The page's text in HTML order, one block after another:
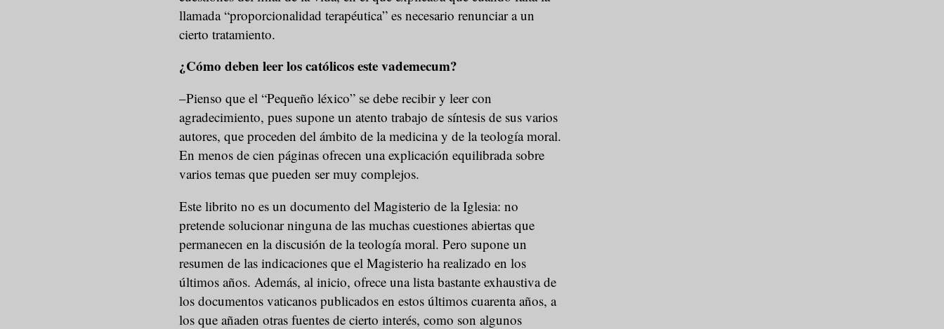
llamada “proporcionalidad terapéutica” es necesario renunciar a un
cierto tratamiento.
¿Cómo deben leer los católicos este vademecum?
–Pienso que el “Pequeño léxico” se debe recibir y leer con
agradecimiento, pues supone un atento trabajo de síntesis de sus varios
autores, que proceden del ámbito de la medicina y de la teología moral.
En menos de cien páginas ofrecen una explicación equilibrada sobre
varios temas que pueden ser muy complejos.
Este librito no es un documento del Magisterio de la Iglesia: no
pretende solucionar ninguna de las muchas cuestiones abiertas que
permanecen en la discusión de la teología moral. Pero supone un
resumen de las indicaciones que el Magisterio ha realizado en los
últimos años. Además, al inicio, ofrece una lista bastante exhaustiva de
los documentos vaticanos publicados en estos últimos cuarenta años, a
los que añaden otras fuentes de cierto interés, como son algunos